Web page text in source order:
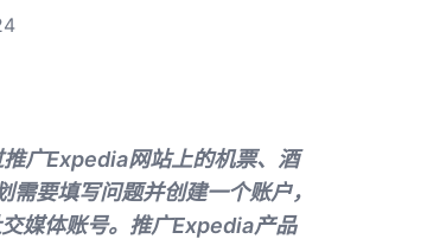
广Expedia网站上的机票、酒
要填写问题并创建一个账户，
媒体账号。推广Expedia产品